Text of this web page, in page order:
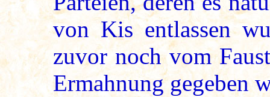
von Kis entlassen
zuvor noch vom
Ermahnung gegeben